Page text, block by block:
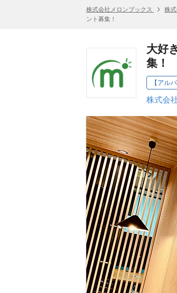
株式会社メロンブックス 株
ント募集！
大好
集！
【アル
株式会